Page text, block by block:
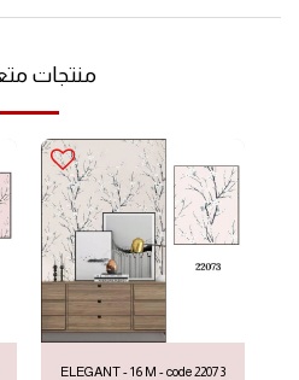
منتجات
ELEGANT - 16 M - code 22073